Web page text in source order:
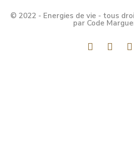
© 2022 - Energies de vie - tous
par Code